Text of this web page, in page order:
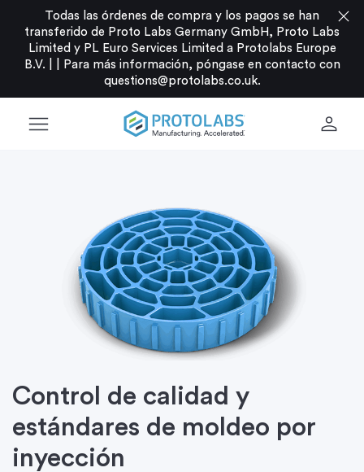
Todas las órdenes de compra y los pagos se han
transferido de Proto Labs Germany GmbH, Proto Labs
Limited y PL Euro Services Limited a Protolabs Europe
B.V. |
Para más información, póngase en contacto con
questions@protolabs.co.uk.
close
menu person
Control de calidad y
estándares de moldeo por
inyección